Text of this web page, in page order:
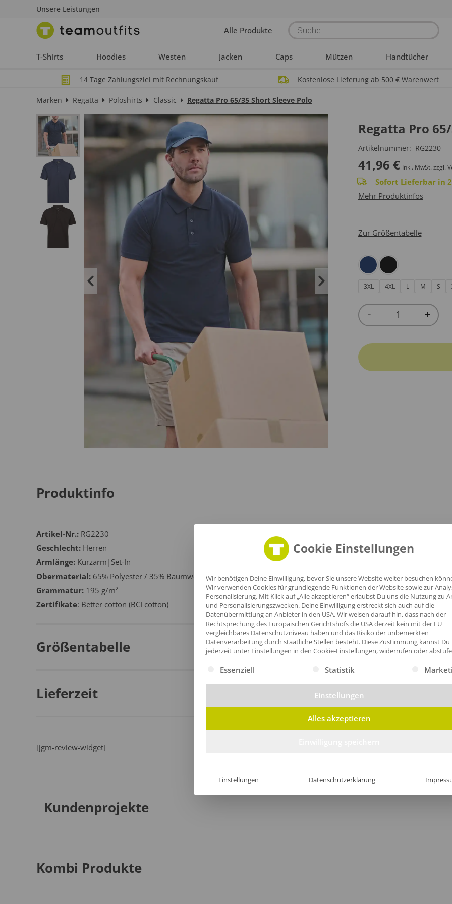
Unsere Leistungen
Alle Produkte Products
search
T-Shirts Hoodies Westen Jacken Caps Mützen Handtücher
14 Tage Zahlungsziel mit Rechnungskauf Kostenlose Lieferung ab 500 € Warenwert
Marken Regatta Poloshirts Classic Regatta Pro 65/35 Short Sleeve Polo
Regatta Pro
Artikelnummer: RG2230
41,96 € Inkl. MwSt. zzgl.
Sofort Lieferbar in
Mehr Produktinfos
Zur Größentabelle
3XL 4XL L M S
Quantity
- +
Produktinfo
Artikel-Nr.: RG2230
Geschlecht: Herren
Armlänge: Kurzarm|Set-In
Obermaterial: 65% Polyester / 35% Baumwolle
Grammatur: 195 g/m²
Zertifikate: Better cotton (BCI cotton)
Größentabelle
Lieferzeit
[jgm-review-widget]
Kundenprojekte
Kombi Produkte
Cookie Einstellungen
Wir benötigen Deine Einwilligung, bevor Sie unsere Website weiter besuchen
Wir verwenden Cookies für grundlegende Funktionen der Website sowie zur
Personalisierung. Mit Klick auf „Alle akzeptieren“ erlaubst Du uns die Nutzung zu
und Personalisierungszwecken. Deine Einwilligung erstreckt sich auch auf die
Datenübermittlung an Anbieter in den USA. Wir weisen darauf hin, dass nach der
Rechtsprechung des Europäischen Gerichtshofs die USA derzeit kein mit der EU
vergleichbares Datenschutzniveau haben und das Risiko der unbemerkten
Datenverarbeitung durch staatliche Stellen besteht. Diese Zustimmung kannst Du
jederzeit unter Einstellungen in den Cookie-Einstellungen, widerrufen oder
Es folgt eine Liste der Service-Gruppen, für die eine Einwilligung
Essenziell Statistik
Einstellungen
Alles akzeptieren
Einstellungen Datenschutzerklärung